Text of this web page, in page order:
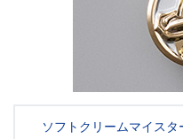
ソフトクリームマイスタ